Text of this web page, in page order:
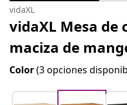
vidaXL
vidaXL Mesa de
maciza de
Color(3 opciones